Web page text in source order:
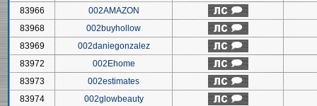
83966
002AMAZON
83968
002buyhollow
83969
002daniegonzalez
83972
002Ehome
83973
002estimates
83974
002glowbeauty